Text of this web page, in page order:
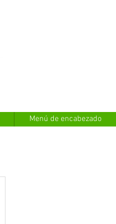
Menú de encabezado